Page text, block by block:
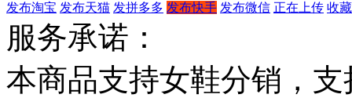
发布淘宝 发布天猫 发拼多多 发布快手 发布微信 正在上传 收
服务承诺：
本商品支持女鞋分销，